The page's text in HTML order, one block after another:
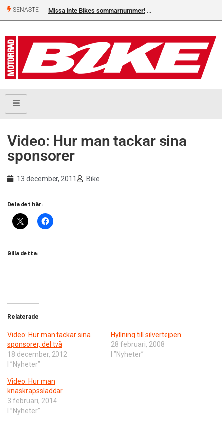
SENASTE Missa inte Bikes sommarnummer!
Video: Hur man tackar sina
sponsorer
13 december, 2011 Bike
Dela det här:
Gilla detta:
Relaterade
Video: Hur man tackar sina
sponsorer, del två
18 december, 2012
I ”Nyheter”
Hyllning till silvertejpen
28 februari, 2008
I ”Nyheter”
Video: Hur man
knäskrapssladdar
3 februari, 2014
I ”Nyheter”